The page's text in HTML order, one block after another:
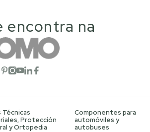
encontra na
Abrir red social
Abrir red social
Abrir red social
Abrir red social
Abrir red social
Técnicas
Protección
y Ortopedia
Componentes para
automóviles y
autobuses